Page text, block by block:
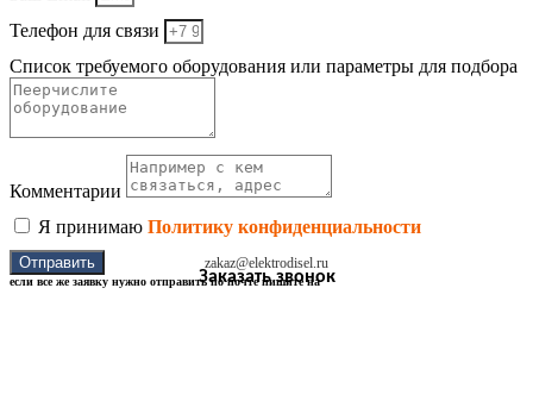
Телефон для связи
Список требуемого оборудования или параметры для подбора
Комментарии
Я принимаю Политику конфиденциальности
Отправить
если все же заявку нужно отправить по почте пишите на
zakaz@elektrodisel.ru
Заказать звонок